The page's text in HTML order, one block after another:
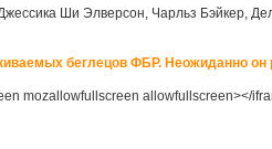
Ши Элверсон, Чарльз Бэйкер,
беглецов ФБР. Неожиданно
mozallowfullscreen allowfullscreen></